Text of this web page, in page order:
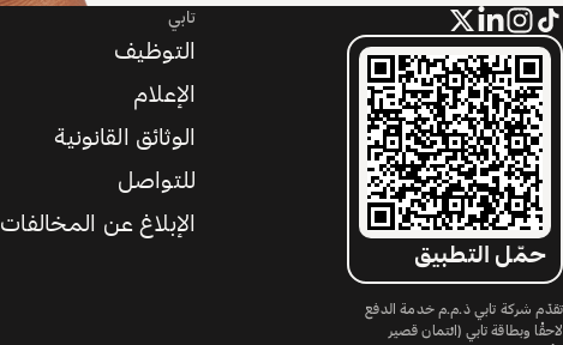
حمّل التطبيق
تقدّم شركة تابي ذ.م.م خدمة الدفع
لاحقًا وبطاقة تابي (ائتمان قصير
تابي
التوظيف
الإعلام
الوثائق القانونية
للتواصل
الإبلاغ عن المخالفات